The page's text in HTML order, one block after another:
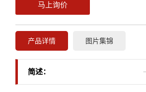
马上询价
产品详情 图片集锦
简述：